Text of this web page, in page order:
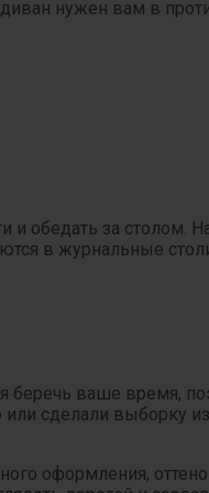
диван нужен вам в
и обедать за столом.
в журнальные
беречь ваше время,
сделали выборку
оформления,